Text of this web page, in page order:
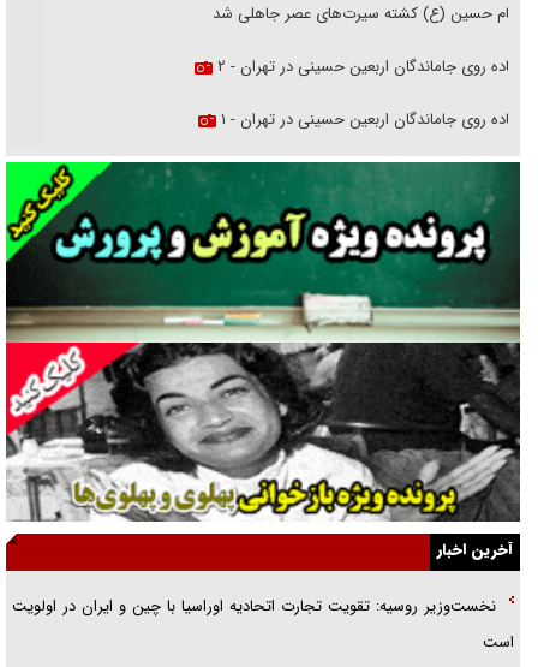
امام حسین (ع) کشته سیرت‌های عصر جاهلی شد
پیاده روی جاماندگان اربعین حسینی در تهران - ۲
پیاده روی جاماندگان اربعین حسینی در تهران - ۱
فریاد‌ها و ناله‌های دوستان مبارزدلم را آتش می‌زد
تغییر رویه دشمن در ترور از شیخ فضل‌الله تا مصباح یزدی
خرید قسطی اولش خنده و آخرش گریه است!
فوتبال و آن «بالا»!
راهبرد غافلگیری با نسل جدید پهپاد‌ها
جنجال پزشکان تقلبی در صنعت زیبایی
یهودی‌ها در ادبیات داستانی اروپا؛ از شکسپیر تا دیکنز
گفت‌وگو با خواهر یکی از شهدای جنگ رمضان/ خواهرم فرمانده جهادی و
اهل خدمت بی‌منت بود
جزئیات شکنجه‌هایم فراتر از آن است که در بیان بگنجد!
آخرین اخبار
نخست‌وزیر روسیه:‌ تقویت تجارت اتحادیه اوراسیا با چین و ایران در اولویت
است